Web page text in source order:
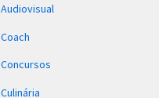
Audiovisual
Coach
Concursos
Culinária